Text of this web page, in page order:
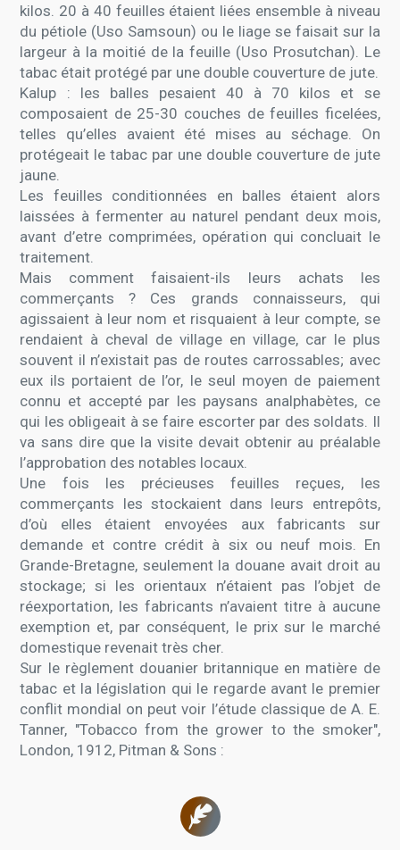
kilos. 20 à 40 feuilles étaient liées ensemble à niveau
du pétiole (Uso Samsoun) ou le liage se faisait sur la
largeur à la moitié de la feuille (Uso Prosutchan). Le
tabac était protégé par une double couverture de jute.
Kalup : les balles pesaient 40 à 70 kilos et se
composaient de 25-30 couches de feuilles ficelées,
telles qu’elles avaient été mises au séchage. On
protégeait le tabac par une double couverture de jute
jaune.
Les feuilles conditionnées en balles étaient alors
laissées à fermenter au naturel pendant deux mois,
avant d’etre comprimées, opération qui concluait le
traitement.
Mais comment faisaient-ils leurs achats les
commerçants ? Ces grands connaisseurs, qui
agissaient à leur nom et risquaient à leur compte, se
rendaient à cheval de village en village, car le plus
souvent il n’existait pas de routes carrossables; avec
eux ils portaient de l’or, le seul moyen de paiement
connu et accepté par les paysans analphabètes, ce
qui les obligeait à se faire escorter par des soldats. Il
va sans dire que la visite devait obtenir au préalable
l’approbation des notables locaux.
Une fois les précieuses feuilles reçues, les
commerçants les stockaient dans leurs entrepôts,
d’où elles étaient envoyées aux fabricants sur
demande et contre crédit à six ou neuf mois. En
Grande-Bretagne, seulement la douane avait droit au
stockage; si les orientaux n’étaient pas l’objet de
réexportation, les fabricants n’avaient titre à aucune
exemption et, par conséquent, le prix sur le marché
domestique revenait très cher.
Sur le règlement douanier britannique en matière de
tabac et la législation qui le regarde avant le premier
conflit mondial on peut voir l’étude classique de A. E.
Tanner, "Tobacco from the grower to the smoker",
London, 1912, Pitman & Sons :